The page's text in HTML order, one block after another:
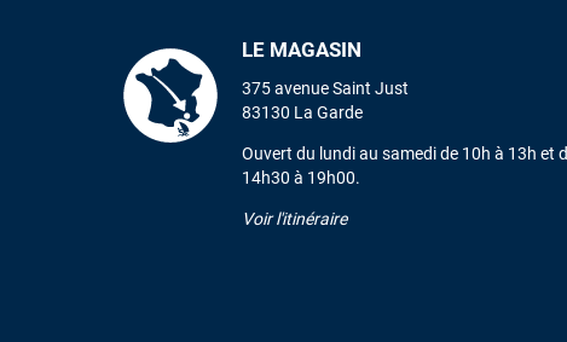
LE MAGASIN
375 avenue Saint Just
83130 La Garde
Ouvert du lundi au samedi de 10h à 13h et
14h30 à 19h00.
Voir l'itinéraire